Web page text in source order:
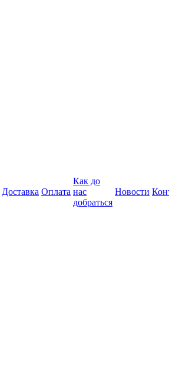
Доставка Оплата
Как до
нас
добраться
Новости